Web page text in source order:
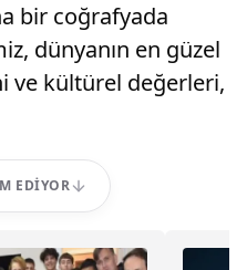
bir coğrafyada
dünyanın en güzel
ve kültürel değerleri,
EDIYOR